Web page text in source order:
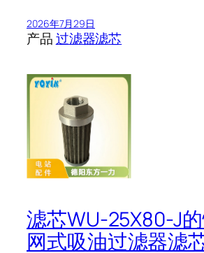
2026年7月29日
产品过滤器滤芯
滤芯WU-25X80-J
网式吸油过滤器滤